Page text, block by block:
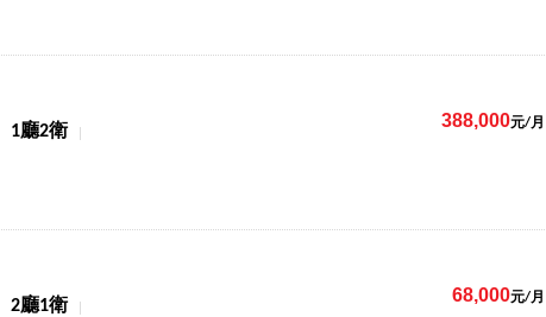
1廳2衛
388,000元/月
2廳1衛
68,000元/月